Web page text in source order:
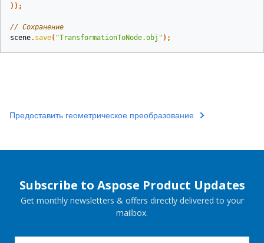
));
// Сохранение
scene. save( "TransformationToNode.obj" );
Предоставить геометрическое преобразование
Subscribe to Aspose Product Updates
Get monthly newsletters & offers directly delivered to your
mailbox.